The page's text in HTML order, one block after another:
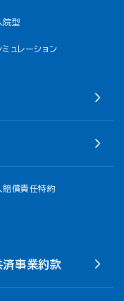
院型
ュレーション
賠償責任特約
済事業約款